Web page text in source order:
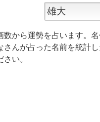
数から運勢を占います。
さんが占った名前を統計
さい。